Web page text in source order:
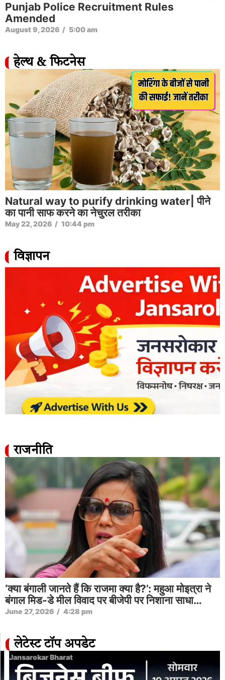
Punjab Police Recruitment Rules
Amended
August 9, 2026 / 5:00 am
हेल्थ & फिटनेस
Natural way to purify drinking water| पीने
का पानी साफ करने का नेचुरल तरीका
May 22, 2026 / 10:44 pm
विज्ञापन
राजनीति
‘क्या बंगाली जानते हैं कि राजमा क्या है?’: महुआ मोइत्रा ने
बंगाल मिड-डे मील विवाद पर बीजेपी पर निशाना साधा…
June 27, 2026 / 4:28 pm
लेटेस्ट टॉप अपडेट
Jansarokar Bharat